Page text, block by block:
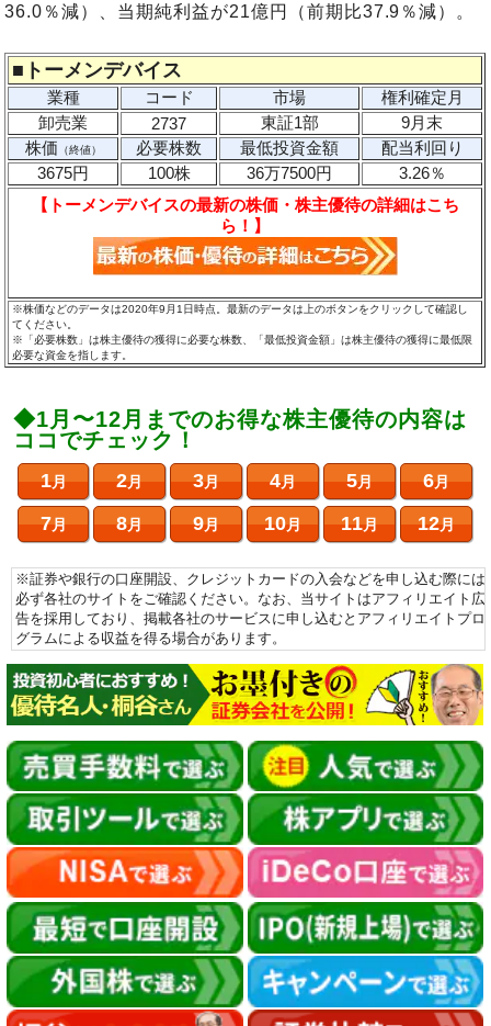
36.0％減）、当期純利益が21億円（前期比37.9％減）。
■ トーメンデバイス
業種 コード 市場
権利確定月
卸売業
2737 東証1部
9月末
株価 （終値） 必要株数 最低投資金額
配当利回り
3675円
100株 36万7500円
3.26％
【トーメンデバイスの最新の株価・株主優待の詳細はこち
ら！】
※株価などのデータは2020年9月1日時点。最新のデータは上のボタンをクリックして確認し
てください。
※「必要株数」は株主優待の獲得に必要な株数、「最低投資金額」は株主優待の獲得に最低限
必要な資金を指します。
◆1月〜12月までのお得な株主優待の内容は
ココでチェック！
1月 2月 3月 4月 5月 6月
7月 8月 9月 10月 11月 12月
※証券や銀行の口座開設、クレジットカードの入会などを申し込む際には
必ず各社のサイトをご確認ください。なお、当サイトはアフィリエイト広
告を採用しており、掲載各社のサービスに申し込むとアフィリエイトプロ
グラムによる収益を得る場合があります。